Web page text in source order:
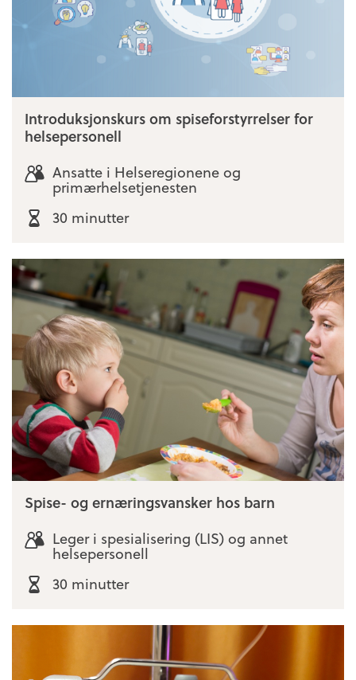
Introduksjonskurs om spiseforstyrrelser for
helsepersonell
Ansatte i Helseregionene og
primærhelsetjenesten
30 minutter
Spise- og ernæringsvansker hos barn
Leger i spesialisering (LIS) og annet
helsepersonell
30 minutter